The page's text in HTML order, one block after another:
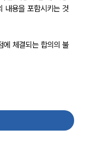
내용을 포함시키는 것
에 체결되는 합의의 불